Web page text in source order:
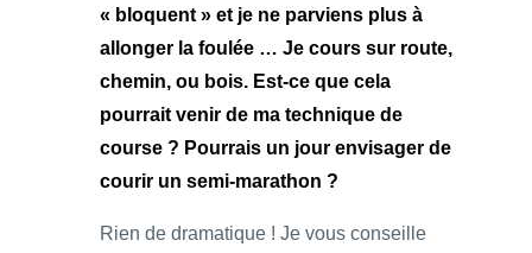
« bloquent » et je ne parviens plus à
allonger la foulée … Je cours sur route,
chemin, ou bois. Est-ce que cela
pourrait venir de ma technique de
course ? Pourrais un jour envisager de
courir un semi-marathon ?
Rien de dramatique ! Je vous conseille